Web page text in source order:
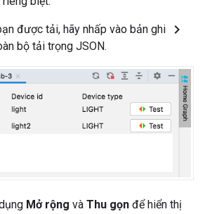
được tải, hãy nhấp vào bản ghi chevron_right
bộ tải trọng JSON.
Mở rộng và Thu gọn để hiển thị